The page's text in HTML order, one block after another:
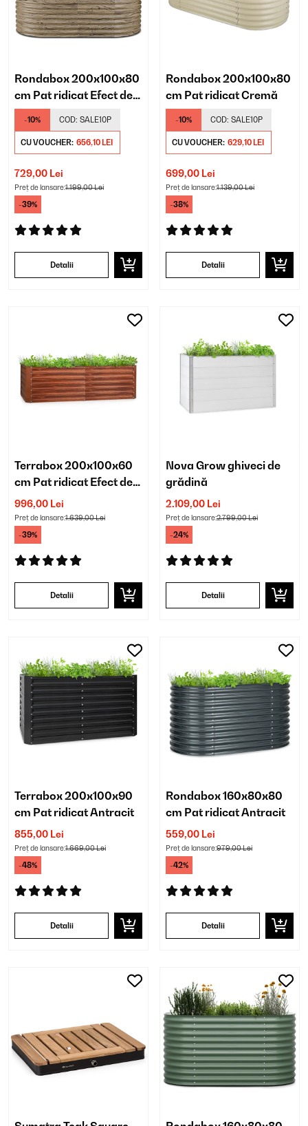
Rondabox 200x100x80
cm Pat ridicat Efect de
lemn
-10% COD: SALE10P
CU VOUCHER: 656,10 LEI
729,00 Lei
Preț de lansare:1.199,00 Lei
-39%
Detalii
Rondabox 200x100x80
cm Pat ridicat Cremă
-10% COD: SALE10P
CU VOUCHER: 629,10 LEI
699,00 Lei
Preț de lansare:1.139,00 Lei
-38%
Detalii
Terrabox 200x100x60
cm Pat ridicat Efect de
rugină
996,00 Lei
Preț de lansare:1.639,00 Lei
-39%
Detalii
Nova Grow ghiveci de
grădină
2.109,00 Lei
Preț de lansare:2.799,00 Lei
-24%
Detalii
Terrabox 200x100x90
cm Pat ridicat Antracit
855,00 Lei
Preț de lansare:1.669,00 Lei
-48%
Detalii
Rondabox 160x80x80
cm Pat ridicat Antracit
559,00 Lei
Preț de lansare:979,00 Lei
-42%
Detalii